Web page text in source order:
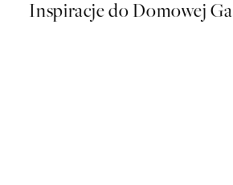
Inspiracje do Domowej